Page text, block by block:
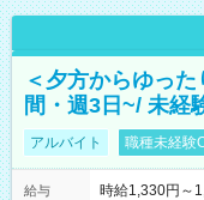
＜夕方からゆっ
間・週3日~/ 未経
アルバイト 職種未経験
給与
時給1,330円～